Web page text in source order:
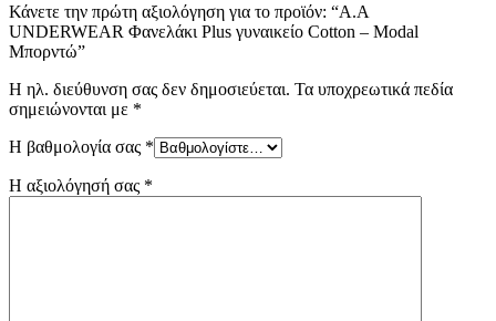
Κάνετε την πρώτη αξιολόγηση για το προϊόν: “Α.A
UNDERWEAR Φανελάκι Plus γυναικείο Cotton – Modal
Μπορντώ”
Η ηλ. διεύθυνση σας δεν δημοσιεύεται. Τα υποχρεωτικά πεδία
σημειώνονται με *
Η βαθμολογία σας *
Η αξιολόγησή σας *